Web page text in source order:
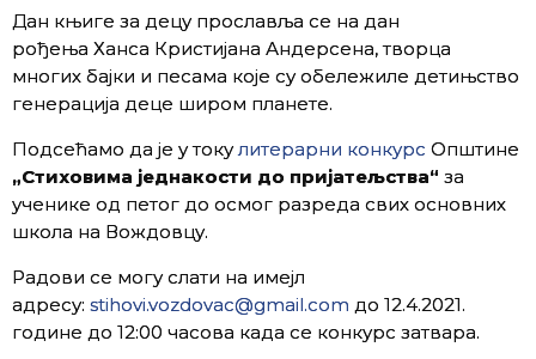
Дан књиге за децу прославља се на дан
рођења Ханса Кристијана Андерсена, творца
многих бајки и песама које су обележиле детињство
генерација деце широм планете.
Подсећамо да је у току литерарни конкурс Општине
„Стиховима једнакости до пријатељства“ за
ученике од петог до осмог разреда свих основних
школа на Вождовцу.
Радови се могу слати на имејл
адресу: stihovi.vozdovac@gmail.com до 12.4.2021.
године до 12:00 часова када се конкурс затвара.